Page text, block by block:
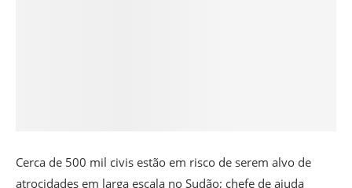
Cerca de 500 mil civis estão em risco de serem alvo de
atrocidades em larga escala no Sudão; chefe de ajuda